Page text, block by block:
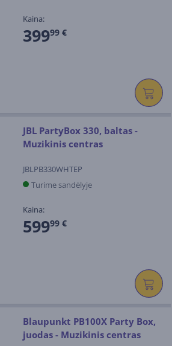
Kaina:
39999 €
JBL PartyBox 330, baltas -
Muzikinis centras
JBLPB330WHTEP
Turime sandėlyje
Kaina:
59999 €
Blaupunkt PB100X Party Box,
juodas - Muzikinis centras